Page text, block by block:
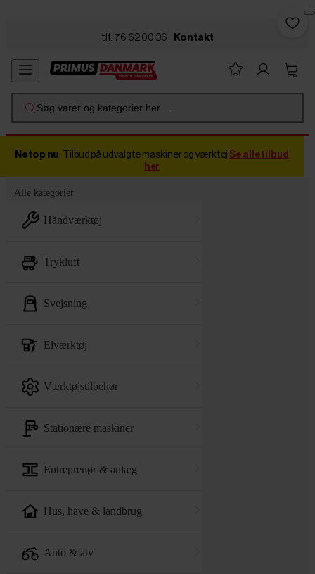
tlf. 76 62 00 36 Kontakt
Søg varer og kategorier her ...
Netop nu: Tilbud på udvalgte maskiner og værktøj Se alle tilbud
her
Alle kategorier
håndværktøj
trykluft
svejsning
elværktøj
værktøjstilbehør
stationære maskiner
entreprenør & anlæg
hus, have & landbrug
auto & atv